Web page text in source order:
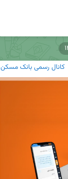
کانال رسمی بانک مسکن